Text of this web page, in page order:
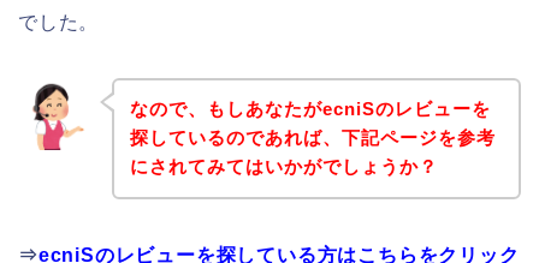
でした。
なので、もしあなたがecniSのレビューを
探しているのであれば、下記ページを参考
にされてみてはいかがでしょうか？
⇒ecniSのレビューを探している方はこちらをクリック